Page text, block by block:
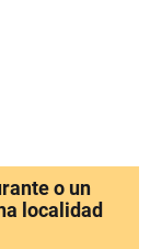
o un
localidad